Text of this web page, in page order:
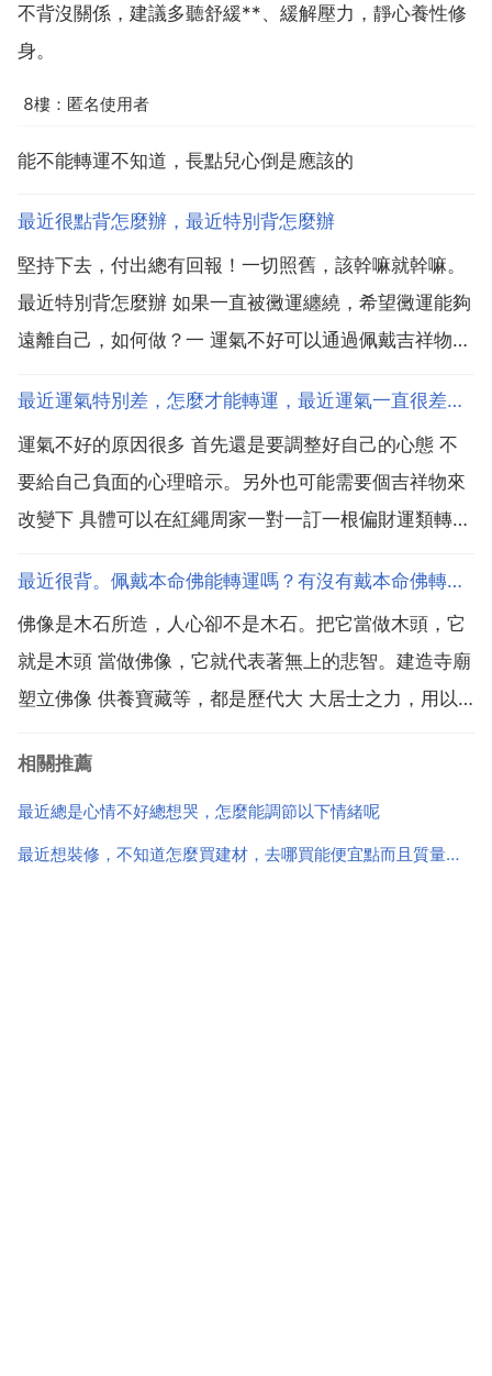
不背沒關係，建議多聽舒緩**、緩解壓力，靜心養性修
身。
8樓：匿名使用者
能不能轉運不知道，長點兒心倒是應該的
最近很點背怎麼辦，最近特別背怎麼辦
堅持下去，付出總有回報！一切照舊，該幹嘛就幹嘛。
最近特別背怎麼辦 如果一直被黴運纏繞，希望黴運能夠
遠離自己，如何做？一 運氣不好可以通過佩戴吉祥物來
的，因此可以減少陰性，自然而然運程就會被提高了。
運氣不好的時候，你也可以在紅繩周家官方 定製一款適
合你的吉...
最近運氣特別差，怎麼才能轉運，最近運氣一直很差，怎樣能快速轉運
運氣不好的原因很多 首先還是要調整好自己的心態 不
要給自己負面的心理暗示。另外也可能需要個吉祥物來
改變下 具體可以在紅繩周家一對一訂一根偏財運類轉運
就一定會成功 氣旺則運自至。多一些陽光。多一些運動
最近運氣一直很差，怎樣能快速轉運 最近運氣太差，如
何...
最近很背。佩戴本命佛能轉運嗎？有沒有戴本命佛轉運的
佛像是木石所造，人心卻不是木石。把它當做木頭，它
就是木頭 當做佛像，它就代表著無上的悲智。建造寺廟
塑立佛像 供養寶藏等，都是歷代大 大居士之力，用以
是同樣的道理。在莊嚴的環境中，人們內心的虔誠容易
被引發。佛教沒有 本命佛 的說法，佛像也不是護身符
轉...
相關推薦
最近總是心情不好總想哭，怎麼能調節以下情緒呢
最近想裝修，不知道怎麼買建材，去哪買能便宜點而且質量好點